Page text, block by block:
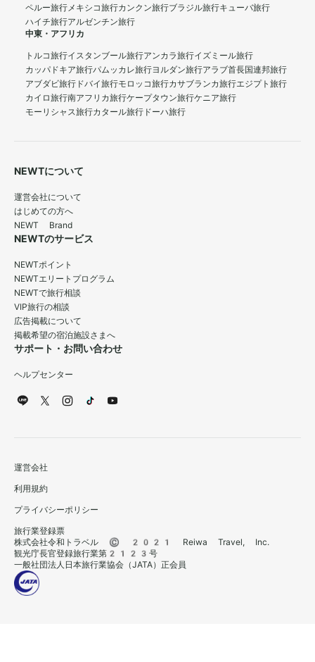
ペルー旅行メキシコ旅行カンクン旅行ブラジル旅行キューバ旅行
ハイチ旅行アルゼンチン旅行
中東・アフリカ
トルコ旅行イスタンブール旅行アンカラ旅行イズミール旅行
カッパドキア旅行パムッカレ旅行ヨルダン旅行アラブ首長国連邦旅行
アブダビ旅行 ドバイ旅行モロッコ旅行カサブランカ旅行エジプト旅行
カイロ旅行南アフリカ旅行ケープタウン旅行ケニア旅行
モーリシャス旅行カタール旅行 ドーハ旅行
NEWTについて
運営会社について
はじめての方へ
NEWT Brand
NEWTのサービス
NEWTポイント
NEWTエリートプログラム
NEWTで旅行相談
VIP旅行の相談
広告掲載について
掲載希望の宿泊施設さまへ
サポート・お問い合わせ
ヘルプセンター
運営会社
利用規約
プライバシーポリシー
旅行業登録票
株式会社令和トラベル © 2021 Reiwa Travel, Inc.
観光庁長官登録旅行業第2123号
一般社団法人日本旅行業協会（JATA）正会員